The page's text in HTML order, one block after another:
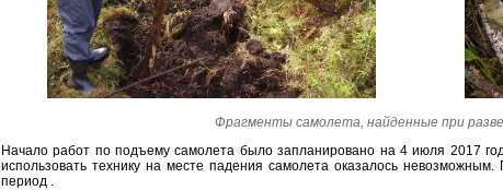
Фрагменты самолета, найденные при
Начало работ по подъему самолета было запланировано на 4 июля 2017
использовать технику на месте падения самолета оказалось
период .